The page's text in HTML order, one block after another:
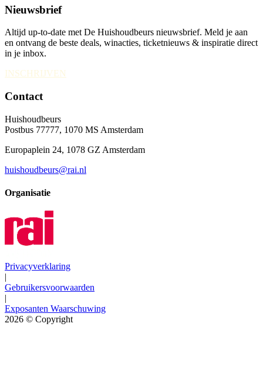
Nieuwsbrief
Altijd up-to-date met De Huishoudbeurs nieuwsbrief. Meld je aan
en ontvang de beste deals, winacties, ticketnieuws & inspiratie direct
in je inbox.
INSCHRIJVEN
Contact
Huishoudbeurs
Postbus 77777, 1070 MS Amsterdam
Europaplein 24, 1078 GZ Amsterdam
huishoudbeurs@rai.nl
Organisatie
Privacyverklaring
|
Gebruikersvoorwaarden
|
Exposanten Waarschuwing
2026 © Copyright